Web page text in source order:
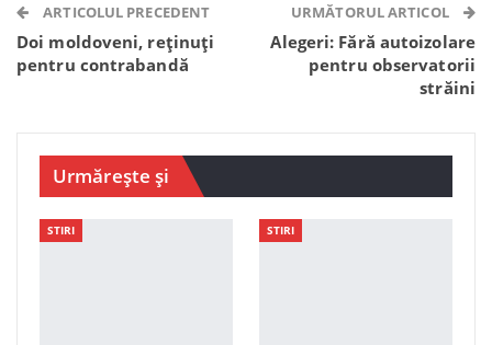
Telegram WhatsApp Viber
ARTICOLUL PRECEDENT
Doi moldoveni, reținuți
pentru contrabandă
URMĂTORUL ARTICOL
Alegeri: Fără autoizolare
pentru observatorii
străini
Urmărește și
STIRI STIRI